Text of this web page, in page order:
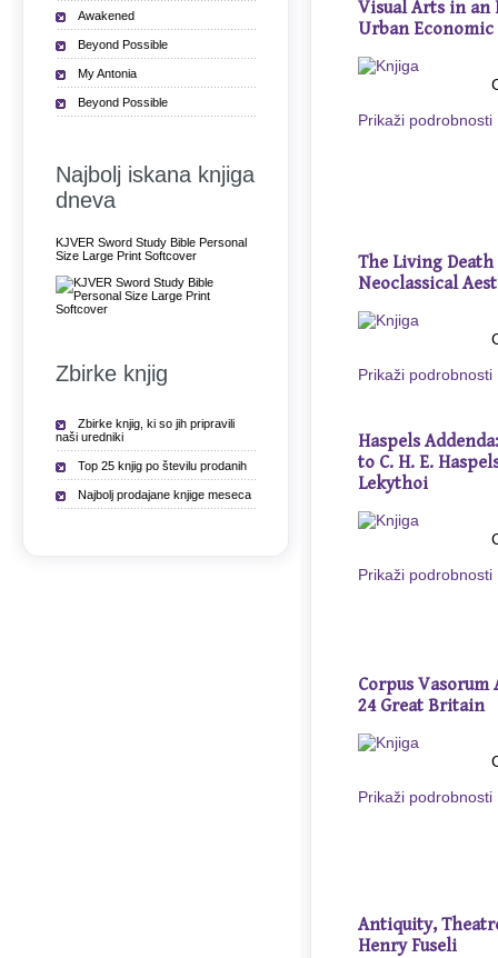
Visual Arts in an
Urban
Prikaži podrobnosti
The Living
Neoclassical
Prikaži podrobnosti
Haspels
to C. H. E.
Lekythoi
Prikaži podrobnosti
Corpus Vasorum
24 Great Britain
Prikaži podrobnosti
Antiquity,
Henry Fuseli
Awakened
Beyond Possible
My Antonia
Beyond Possible
Najbolj iskana knjiga
dneva
KJVER Sword Study Bible Personal
Size Large Print Softcover
Zbirke knjig
Zbirke knjig, ki so jih pripravili
naši uredniki
Top 25 knjig po številu prodanih
Najbolj prodajane knjige meseca